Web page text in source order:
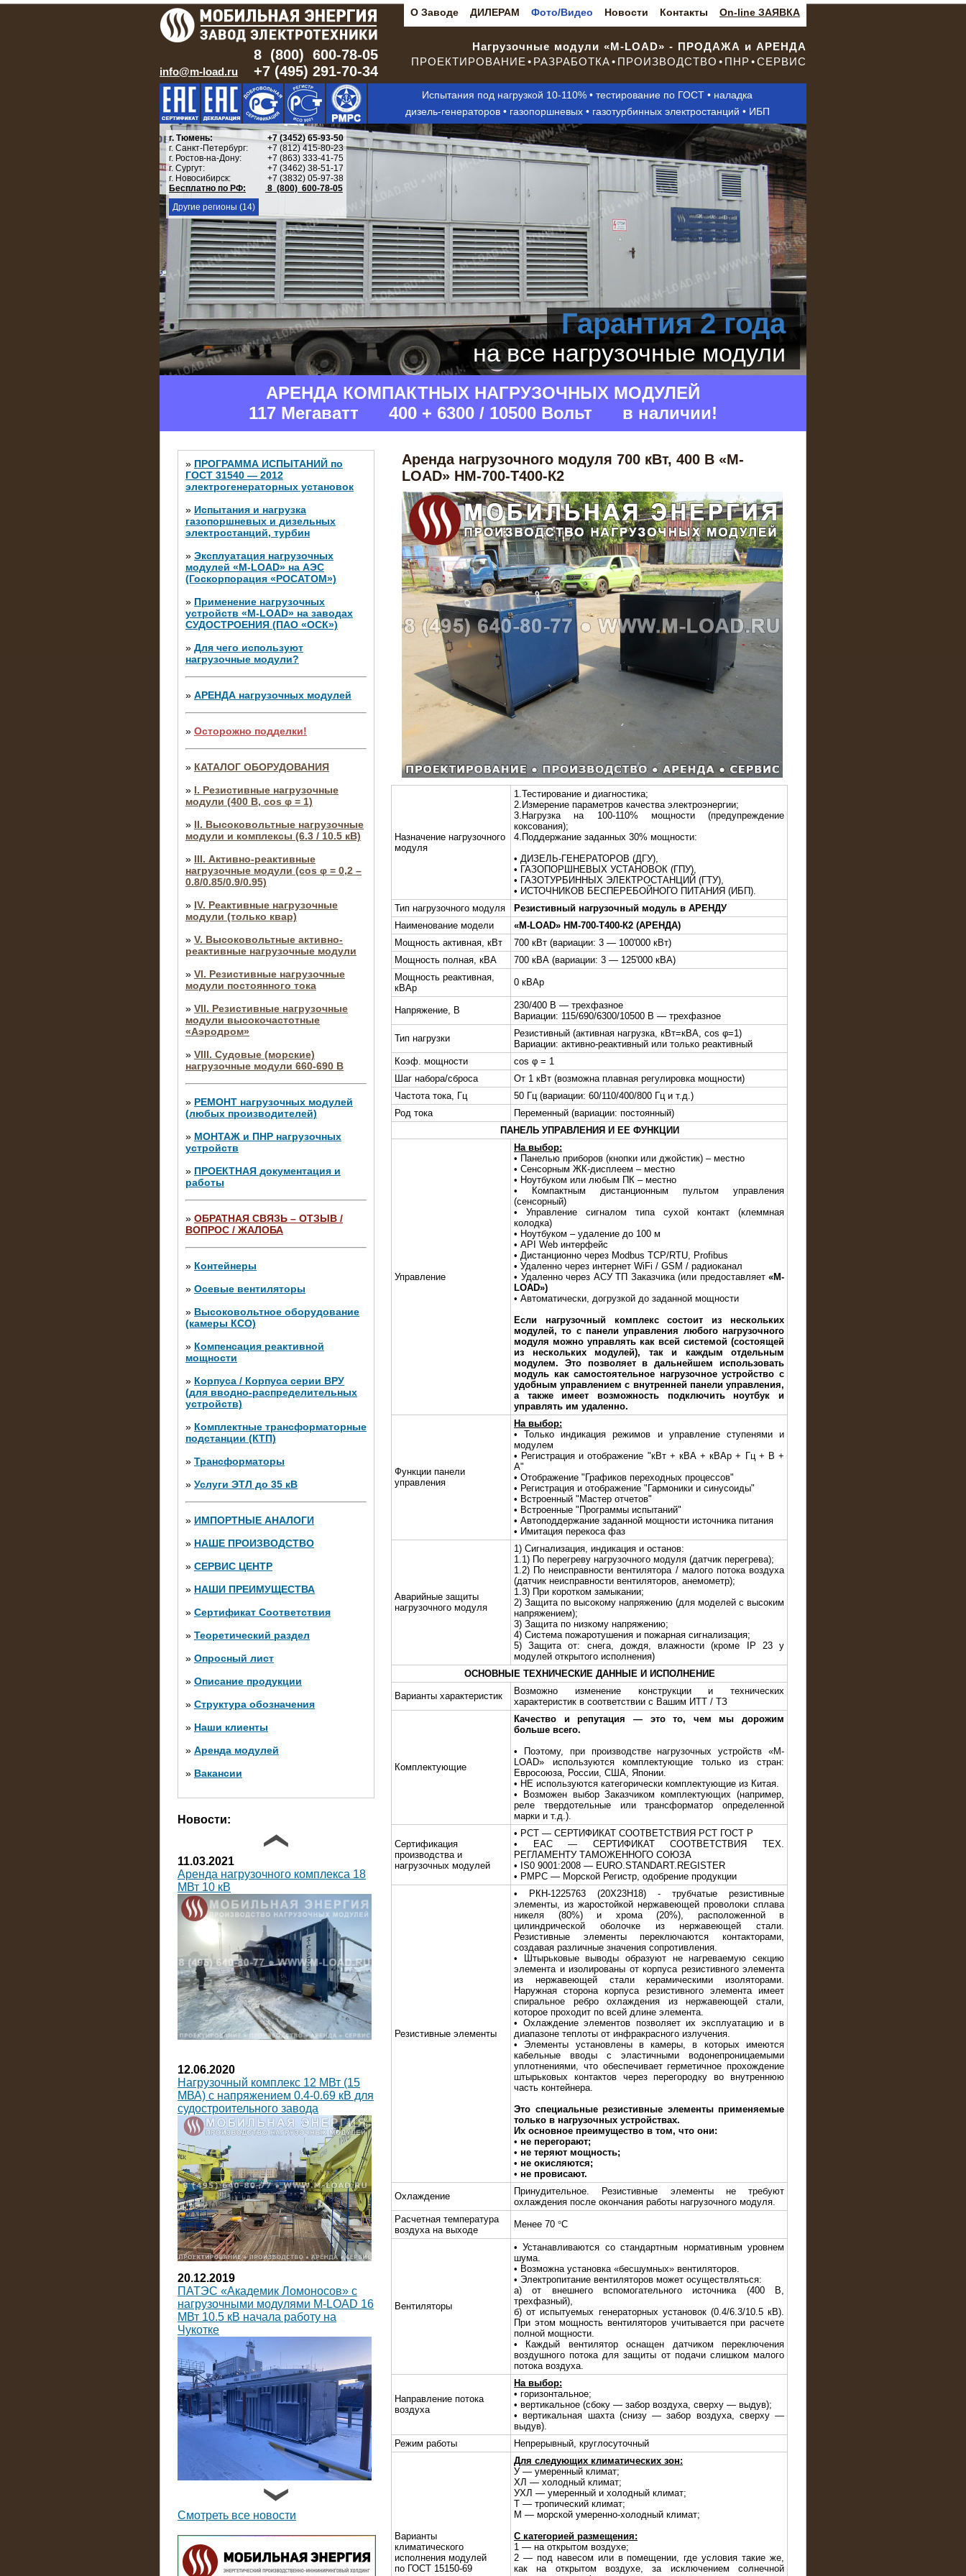
О Заводе ДИЛЕРАМ Фото/Видео Новости Контакты On-line ЗАЯВКА
info@m-load.ru
8 (800) 600-78-05
+7 (495) 291-70-34
Нагрузочные модули «M-LOAD» - ПРОДАЖА и АРЕНДА
ПРОЕКТИРОВАНИЕ • РАЗРАБОТКА • ПРОИЗВОДСТВО • ПНР • СЕРВИС
Испытания под нагрузкой 10-110% • тестирование по ГОСТ • наладка
дизель-генераторов • газопоршневых • газотурбинных электростанций • ИБП
г. Тюмень:
+7 (3452) 65-93-50
г. Санкт-Петербург:
+7 (812) 415-80-23
г. Ростов-на-Дону:
+7 (863) 333-41-75
г. Сургут:
+7 (3462) 38-51-17
г. Новосибирск:
+7 (3832) 05-97-38
Бесплатно по РФ:
8 (800) 600-78-05
Другие регионы (14)
Гарантия 2 года
на все нагрузочные модули
АРЕНДА КОМПАКТНЫХ НАГРУЗОЧНЫХ МОДУЛЕЙ
117 Мегаватт 400 + 6300 / 10500 Вольт в наличии!
» ПРОГРАММА ИСПЫТАНИЙ по
ГОСТ 31540 — 2012
электрогенераторных установок
» Испытания и нагрузка
газопоршневых и дизельных
электростанций, турбин
» Эксплуатация нагрузочных
модулей «M-LOAD» на АЭС
(Госкорпорация «РОСАТОМ»)
» Применение нагрузочных
устройств «M-LOAD» на заводах
СУДОСТРОЕНИЯ (ПАО «ОСК»)
» Для чего используют
нагрузочные модули?
» АРЕНДА нагрузочных модулей
» Осторожно подделки!
» КАТАЛОГ ОБОРУДОВАНИЯ
» I. Резистивные нагрузочные
модули (400 В, cos φ = 1)
» II. Высоковольтные нагрузочные
модули и комплексы (6.3 / 10.5 кВ)
» III. Активно-реактивные
нагрузочные модули (cos φ = 0,2 –
0.8/0.85/0.9/0.95)
» IV. Реактивные нагрузочные
модули (только квар)
» V. Высоковольтные активно-
реактивные нагрузочные модули
» VI. Резистивные нагрузочные
модули постоянного тока
» VII. Резистивные нагрузочные
модули высокочастотные
«Аэродром»
» VIII. Судовые (морские)
нагрузочные модули 660-690 В
» РЕМОНТ нагрузочных модулей
(любых производителей)
» МОНТАЖ и ПНР нагрузочных
устройств
» ПРОЕКТНАЯ документация и
работы
» ОБРАТНАЯ СВЯЗЬ – ОТЗЫВ /
ВОПРОС / ЖАЛОБА
» Контейнеры
» Осевые вентиляторы
» Высоковольтное оборудование
(камеры КСО)
» Компенсация реактивной
мощности
» Корпуса / Корпуса серии ВРУ
(для вводно-распределительных
устройств)
» Комплектные трансформаторные
подстанции (КТП)
» Трансформаторы
» Услуги ЭТЛ до 35 кВ
» ИМПОРТНЫЕ АНАЛОГИ
» НАШЕ ПРОИЗВОДСТВО
» СЕРВИС ЦЕНТР
» НАШИ ПРЕИМУЩЕСТВА
» Сертификат Соответствия
» Теоретический раздел
» Опросный лист
» Описание продукции
» Структура обозначения
» Наши клиенты
» Аренда модулей
» Вакансии
Новости:
10.04.2015
Аренда нагрузочного модуля 4 МВт,
10 кВ
28.02.2015
Нагрузочные модули 700 кВт (4
штуки)
10.10.2014
Нагрузочный комплекс 20 МВт в 2
яруса (напряжение 6-10 кВ)
11.03.2021
Аренда нагрузочного комплекса 18
МВт 10 кВ
12.06.2020
Нагрузочный комплекс 12 МВт (15
МВА) с напряжением 0.4-0.69 кВ для
судостроительного завода
20.12.2019
ПАТЭС «Академик Ломоносов» с
нагрузочными модулями M-LOAD 16
МВт 10.5 кВ начала работу на
Чукотке
На Коломенский завод поставлено 8
нагрузочных модулей постоянного
тока мощностью по 3600 кВт каждый
Смотреть все новости
Аренда нагрузочного модуля 700 кВт, 400 В «M-
LOAD» НМ-700-Т400-К2
Назначение нагрузочного
модуля
1.Тестирование и диагностика;
2.Измерение параметров качества электроэнергии;
3.Нагрузка на 100-110% мощности (предупреждение
коксования);
4.Поддержание заданных 30% мощности:
• ДИЗЕЛЬ-ГЕНЕРАТОРОВ (ДГУ),
• ГАЗОПОРШНЕВЫХ УСТАНОВОК (ГПУ),
• ГАЗОТУРБИННЫХ ЭЛЕКТРОСТАНЦИЙ (ГТУ),
• ИСТОЧНИКОВ БЕСПЕРЕБОЙНОГО ПИТАНИЯ (ИБП).
Тип нагрузочного модуля
Резистивный нагрузочный модуль в АРЕНДУ
Наименование модели
«M-LOAD» НМ-700-Т400-К2 (АРЕНДА)
Мощность активная, кВт
700 кВт (вариации: 3 — 100'000 кВт)
Мощность полная, кВА
700 кВА (вариации: 3 — 125'000 кВА)
Мощность реактивная,
кВАр
0 кВАр
Напряжение, В
230/400 В — трехфазное
Вариации: 115/690/6300/10500 В — трехфазное
Тип нагрузки
Резистивный (активная нагрузка, кВт=кВА, cos φ=1)
Вариации: активно-реактивный или только реактивный
Коэф. мощности
cos φ = 1
Шаг набора/сброса
От 1 кВт (возможна плавная регулировка мощности)
Частота тока, Гц
50 Гц (вариации: 60/110/400/800 Гц и т.д.)
Род тока
Переменный (вариации: постоянный)
ПАНЕЛЬ УПРАВЛЕНИЯ И ЕЕ ФУНКЦИИ
Управление
На выбор:
• Панелью приборов (кнопки или джойстик) – местно
• Сенсорным ЖК-дисплеем – местно
• Ноутбуком или любым ПК – местно
• Компактным дистанционным пультом управления
(сенсорный)
• Управление сигналом типа сухой контакт (клеммная
колодка)
• Ноутбуком – удаление до 100 м
• API Web интерфейс
• Дистанционно через Modbus TCP/RTU, Profibus
• Удаленно через интернет WiFi / GSM / радиоканал
• Удаленно через АСУ ТП Заказчика (или предоставляет «M-
LOAD»)
• Автоматически, догрузкой до заданной мощности
Если нагрузочный комплекс состоит из нескольких
модулей, то с панели управления любого нагрузочного
модуля можно управлять как всей системой (состоящей
из нескольких модулей), так и каждым отдельным
модулем. Это позволяет в дальнейшем использовать
модуль как самостоятельное нагрузочное устройство с
удобным управлением с внутренней панели управления,
а также имеет возможность подключить ноутбук и
управлять им удаленно.
Функции панели
управления
На выбор:
• Только индикация режимов и управление ступенями и
модулем
• Регистрация и отображение "кВт + кВА + кВАр + Гц + В +
А"
• Отображение "Графиков переходных процессов"
• Регистрация и отображение "Гармоники и синусоиды"
• Встроенный "Мастер отчетов"
• Встроенные "Программы испытаний"
• Автоподдержание заданной мощности источника питания
• Имитация перекоса фаз
Аварийные защиты
нагрузочного модуля
1) Сигнализация, индикация и останов:
1.1) По перегреву нагрузочного модуля (датчик перегрева);
1.2) По неисправности вентилятора / малого потока воздуха
(датчик неисправности вентиляторов, анемометр);
1.3) При коротком замыкании;
2) Защита по высокому напряжению (для моделей с высоким
напряжением);
3) Защита по низкому напряжению;
4) Система пожаротушения и пожарная сигнализация;
5) Защита от: снега, дождя, влажности (кроме IP 23 у
модулей открытого исполнения)
ОСНОВНЫЕ ТЕХНИЧЕСКИЕ ДАННЫЕ И ИСПОЛНЕНИЕ
Варианты характеристик
Возможно изменение конструкции и технических
характеристик в соответствии с Вашим ИТТ / ТЗ
Комплектующие
Качество и репутация — это то, чем мы дорожим
больше всего.
• Поэтому, при производстве нагрузочных устройств «M-
LOAD» используются комплектующие только из стран:
Евросоюза, России, США, Японии.
• НЕ используются категорически комплектующие из Китая.
• Возможен выбор Заказчиком комплектующих (например,
реле твердотельные или трансформатор определенной
марки и т.д.).
Сертификация
производства и
нагрузочных модулей
• РСТ — СЕРТИФИКАТ СООТВЕТСТВИЯ РСТ ГОСТ Р
• EAC — СЕРТИФИКАТ СООТВЕТСТВИЯ ТЕХ.
РЕГЛАМЕНТУ ТАМОЖЕННОГО СОЮЗА
• IS0 9001:2008 — EURO.STANDART.REGISTER
• РМРС — Морской Регистр, одобрение продукции
Резистивные элементы
• РКН-1225763 (20Х23Н18) - трубчатые резистивные
элементы, из жаростойкой нержавеющей проволоки сплава
никеля (80%) и хрома (20%), расположенной в
цилиндрической оболочке из нержавеющей стали.
Резистивные элементы переключаются контакторами,
создавая различные значения сопротивления.
• Штырьковые выводы образуют не нагреваемую секцию
элемента и изолированы от корпуса резистивного элемента
из нержавеющей стали керамическими изоляторами.
Наружная сторона корпуса резистивного элемента имеет
спиральное ребро охлаждения из нержавеющей стали,
которое проходит по всей длине элемента.
• Охлаждение элементов позволяет их эксплуатацию и в
диапазоне теплоты от инфракрасного излучения.
• Элементы установлены в камеры, в которых имеются
кабельные вводы с эластичными водонепроницаемыми
уплотнениями, что обеспечивает герметичное прохождение
штырьковых контактов через перегородку во внутреннюю
часть контейнера.
Это специальные резистивные элементы применяемые
только в нагрузочных устройствах.
Их основное преимущество в том, что они:
• не перегорают;
• не теряют мощность;
• не окисляются;
• не провисают.
Охлаждение
Принудительное. Резистивные элементы не требуют
охлаждения после окончания работы нагрузочного модуля.
Расчетная температура
воздуха на выходе
Менее 70 °С
Вентиляторы
• Устанавливаются со стандартным нормативным уровнем
шума.
• Возможна установка «бесшумных» вентиляторов.
• Электропитание вентиляторов может осуществляться:
а) от внешнего вспомогательного источника (400 В,
трехфазный),
б) от испытуемых генераторных установок (0.4/6.3/10.5 кВ).
При этом мощность вентиляторов учитывается при расчете
полной мощности.
• Каждый вентилятор оснащен датчиком переключения
воздушного потока для защиты от подачи слишком малого
потока воздуха.
Направление потока
воздуха
На выбор:
• горизонтальное;
• вертикальное (сбоку — забор воздуха, сверху — выдув);
• вертикальная шахта (снизу — забор воздуха, сверху —
выдув).
Режим работы
Непрерывный, круглосуточный
Варианты
климатического
исполнения модулей
по ГОСТ 15150-69
Для следующих климатических зон:
У — умеренный климат;
ХЛ — холодный климат;
УХЛ — умеренный и холодный климат;
Т — тропический климат;
М — морской умеренно-холодный климат;
С категорией размещения:
1 — на открытом воздухе;
2 — под навесом или в помещении, где условия такие же,
как на открытом воздухе, за исключением солнечной